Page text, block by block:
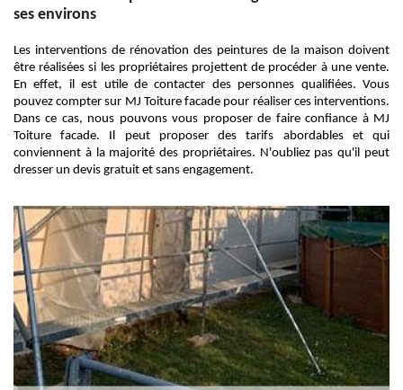
ses environs
Les interventions de rénovation des peintures de la maison doivent
être réalisées si les propriétaires projettent de procéder à une vente.
En effet, il est utile de contacter des personnes qualifiées. Vous
pouvez compter sur MJ Toiture facade pour réaliser ces interventions.
Dans ce cas, nous pouvons vous proposer de faire confiance à MJ
Toiture facade. Il peut proposer des tarifs abordables et qui
conviennent à la majorité des propriétaires. N'oubliez pas qu'il peut
dresser un devis gratuit et sans engagement.